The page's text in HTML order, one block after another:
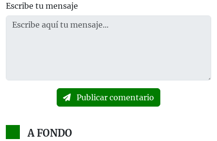
Escribe tu mensaje
Publicar comentario
A FONDO